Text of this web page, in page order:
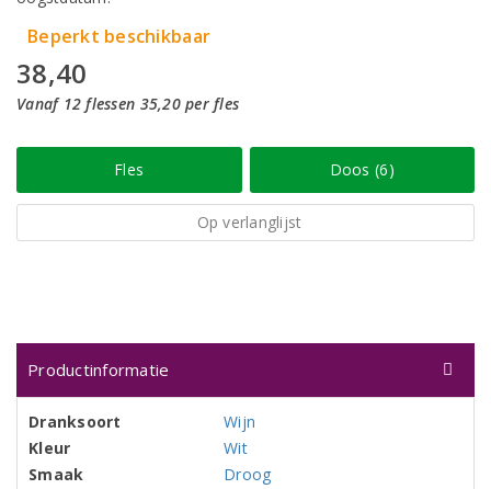
Beperkt beschikbaar
38,40
Vanaf 12 flessen 35,20 per fles
Fles Doos (6)
Op verlanglijst
Productinformatie
Dranksoort
Wijn
Kleur
Wit
Smaak
Droog